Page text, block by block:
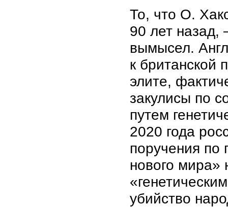
То, что О.
90 лет назад,
вымысел.
к британской
элите,
закулисы по
путем
2020 года
поручения по
нового мира»
убийство